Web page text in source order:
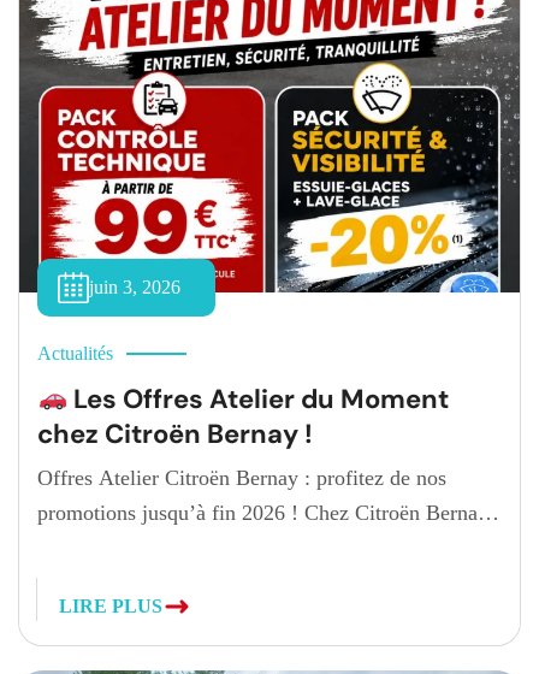
EUROREPAR (hors […]
juin 3, 2026
Actualités
Les Offres Atelier du Moment
chez Citroën Bernay !
Offres Atelier Citroën Bernay : profitez de nos
promotions jusqu’à fin 2026 ! Chez Citroën Bernay,
Pour vous permettre de rouler en toute sécurité tout
en maîtrisant votre budget, découvrez nos offres
LIRE PLUS